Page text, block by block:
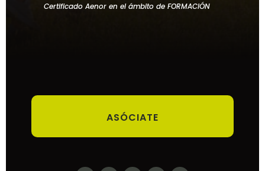
Certificado Aenor en el ámbito de FORMACIÓN
ASÓCIATE